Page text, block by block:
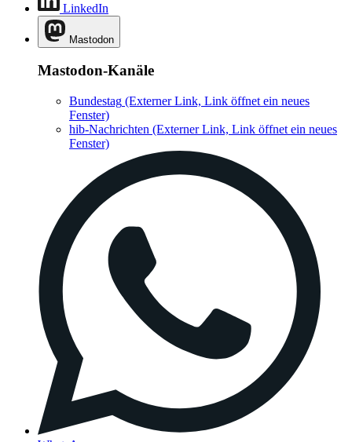
LinkedIn
Mastodon
Mastodon-Kanäle
Bundestag (Externer Link, Link öffnet ein neues
Fenster)
hib-Nachrichten (Externer Link, Link öffnet ein neues
Fenster)